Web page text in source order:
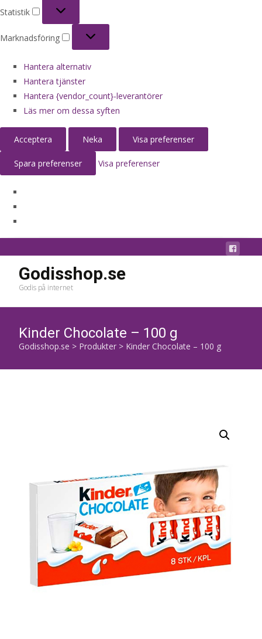
Statistik
Marknadsföring
Hantera alternativ
Hantera tjänster
Hantera {vendor_count}-leverantörer
Läs mer om dessa syften
Acceptera Neka Visa preferenser
Spara preferenser Visa preferenser
Godisshop.se
Godis på internet
Kinder Chocolate – 100 g
Godisshop.se > Produkter > Kinder Chocolate – 100 g